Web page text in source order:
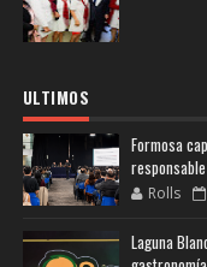
ULTIMOS
Formosa
Rolls
Laguna